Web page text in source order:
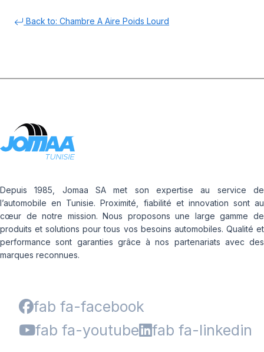
Back to: Chambre A Aire Poids Lourd
Depuis 1985, Jomaa SA met son expertise au service de
l’automobile en Tunisie. Proximité, fiabilité et innovation sont au
cœur de notre mission. Nous proposons une large gamme de
produits et solutions pour tous vos besoins automobiles. Qualité et
performance sont garanties grâce à nos partenariats avec des
marques reconnues.
fab fa-facebook
fab fa-youtube
fab fa-linkedin